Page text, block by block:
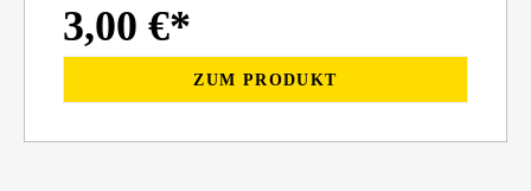
3,00 €*
ZUM PRODUKT